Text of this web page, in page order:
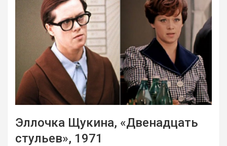
Эллочка Щукина, «Двенадцать
стульев», 1971